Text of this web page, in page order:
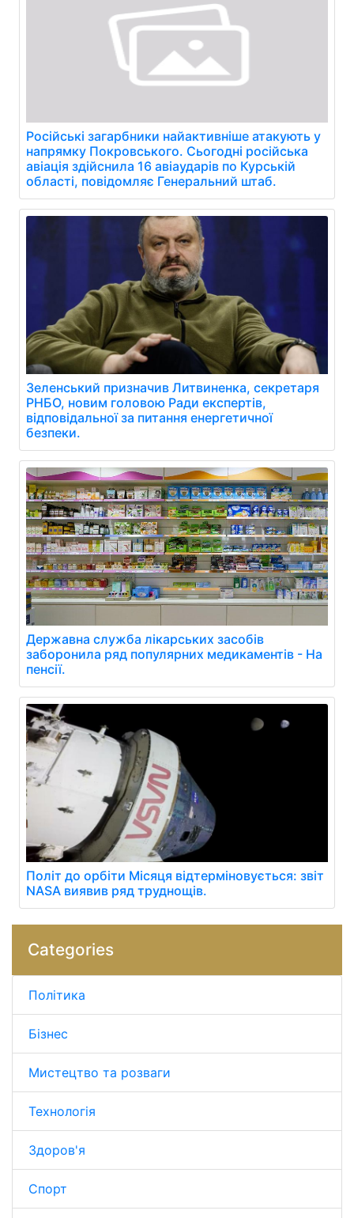
Російські загарбники найактивніше атакують у
напрямку Покровського. Сьогодні російська
авіація здійснила 16 авіаударів по Курській
області, повідомляє Генеральний штаб.
Зеленський призначив Литвиненка, секретаря
РНБО, новим головою Ради експертів,
відповідальної за питання енергетичної
безпеки.
Державна служба лікарських засобів
заборонила ряд популярних медикаментів - На
пенсії.
Політ до орбіти Місяця відтерміновується: звіт
NASA виявив ряд труднощів.
Categories
Політика
Бізнес
Мистецтво та розваги
Технологія
Здоров'я
Спорт